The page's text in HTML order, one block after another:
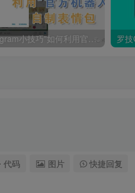
代码 图片 快捷回复